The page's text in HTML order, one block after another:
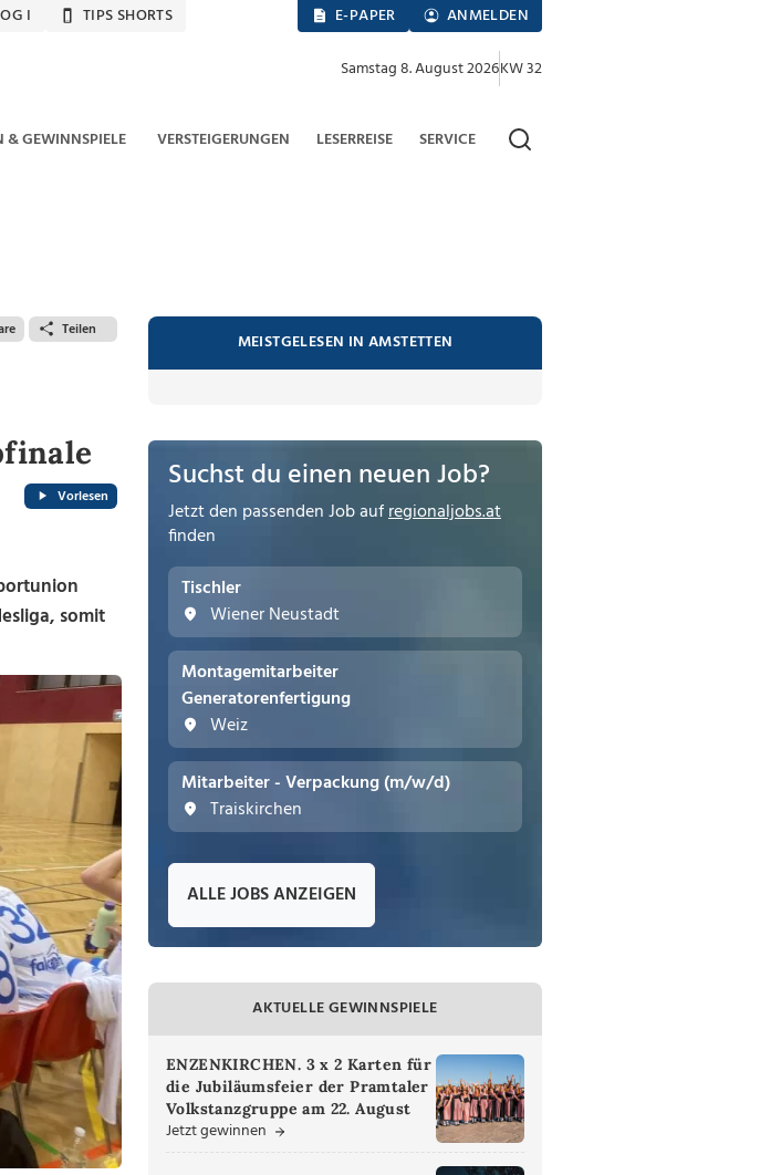
I TIPS SHORTS E-PAPER ANMELDEN
Samstag 8. August 2026KW 32
& GEWINNSPIELE VERSTEIGERUNGEN LESERREISE SERVICE
Teilen
Vorlesen
somit
MEISTGELESEN IN AMSTETTEN
Suchst du einen neuen Job?
Jetzt den passenden Job aufregionaljobs.at
finden
Tischler
Wiener Neustadt
Montagemitarbeiter
Generatorenfertigung
Weiz
Mitarbeiter - Verpackung (m/w/d)
Traiskirchen
ALLE JOBS ANZEIGEN
AKTUELLE GEWINNSPIELE
ENZENKIRCHEN. 3 x 2 Karten für
die Jubiläumsfeier der Pramtaler
Volkstanzgruppe am 22. August
Jetzt gewinnen